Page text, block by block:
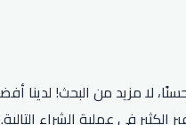
في عملية الشراء التالية.